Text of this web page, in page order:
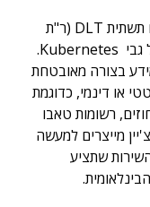
הפתרון של BTP מאפשר לארגונים להקים תשתית DLT (ר"ת
Distributed Ledger Technology) על גבי Kubernetes.
בצורה מאובטחת
או דינמי, כדוגמת
רשומות טאבו
מייצרים למעשה
שתציע